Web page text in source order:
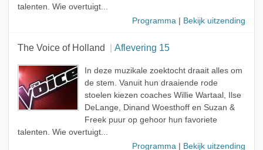
talenten. Wie overtuigt...
Programma
Bekijk uitzending
The Voice of Holland Aflevering 15
In deze muzikale zoektocht draait alles om
de stem. Vanuit hun draaiende rode
stoelen kiezen coaches Willie Wartaal, Ilse
DeLange, Dinand Woesthoff en Suzan &
Freek puur op gehoor hun favoriete
talenten. Wie overtuigt...
Programma
Bekijk uitzending